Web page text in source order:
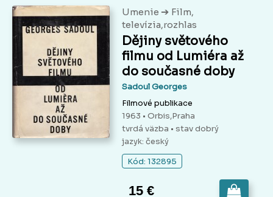
Umenie ➔ Film,
televízia,rozhlas
Dějiny světového
filmu od Lumiéra až
do současné doby
Sadoul Georges
Filmové publikace
1963 • Orbis,Praha
tvrdá väzba • stav dobrý
jazyk: český
Kód: 132895
15 €